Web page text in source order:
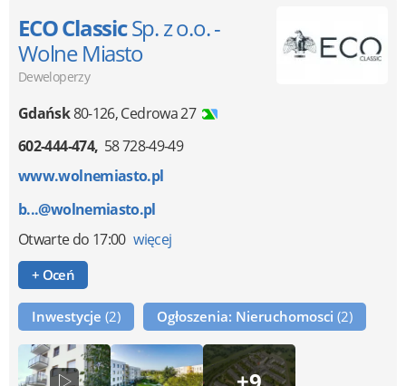
ECO ClassicSp. z o.o. -
Wolne Miasto
Deweloperzy
Gdańsk80-126,Cedrowa 27
602-444-474 58 728-49-49
www.wolnemiasto.pl
b...@wolnemiasto.pl
Otwartedo 17:00 więcej
+ Oceń
Inwestycje (2) Ogłoszenia: Nieruchomosci (2)